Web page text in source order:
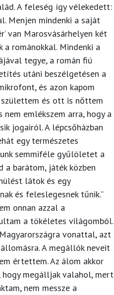
A feleség így vélekedett:
Menjen mindenki a saját
van Marosvásárhelyen két
a románokkal. Mindenki a
tegye, a román fiú
utáni beszélgetésen a
és azon kapom
születtem és ott is nőttem
emlékszem arra, hogy a
jogairól. A lépcsőházban
egy természetes
semmiféle gyűlöletet a
a barátom, játék közben
látok és egy
és feleslegesnek tűnik.”
onnan azzal a
a tökéletes világomból.
vonattal, azt
A megállók neveit
értettem. Az álom akkor
megálljak valahol, mert
nem messze a